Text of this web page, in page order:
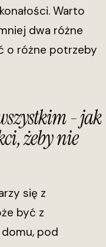
Warto
dwa różne
o różne potrzeby
- jak
żeby nie
się z
być z
pod